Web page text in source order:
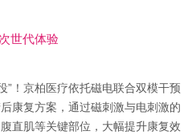
世代体验
”！京柏医疗依托磁电联合双模干预
康复方案，通过磁刺激与电刺激的
直肌等关键部位，大幅提升康复效